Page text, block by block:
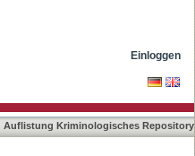
Einloggen
Auflistung Kriminologisches Repository